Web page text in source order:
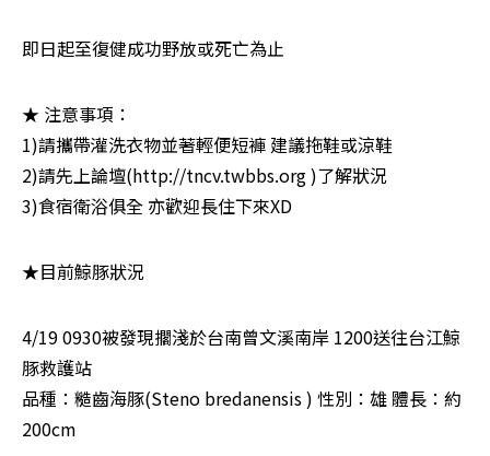
即日起至復健成功野放或死亡為止
★ 注意事項：
1)請攜帶灌洗衣物並著輕便短褲 建議拖鞋或涼鞋
2)請先上論壇(http://tncv.twbbs.org )了解狀況
3)食宿衛浴俱全 亦歡迎長住下來XD
★目前鯨豚狀況
4/19 0930被發現擱淺於台南曾文溪南岸 1200送往台江鯨
豚救護站
品種：糙齒海豚(Steno bredanensis ) 性別：雄 體長：約
200cm